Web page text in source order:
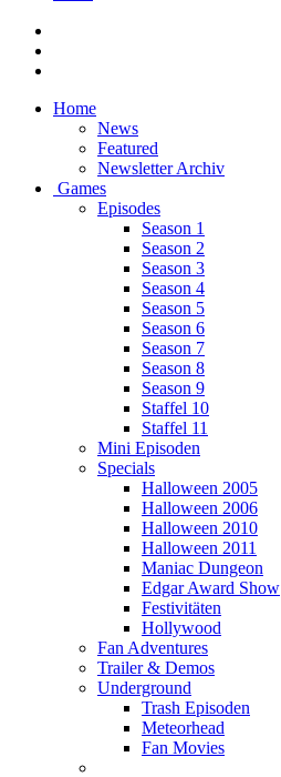
Home
News
Featured
Newsletter Archiv
Games
Episodes
Season 1
Season 2
Season 3
Season 4
Season 5
Season 6
Season 7
Season 8
Season 9
Staffel 10
Staffel 11
Mini Episoden
Specials
Halloween 2005
Halloween 2006
Halloween 2010
Halloween 2011
Maniac Dungeon
Edgar Award Show
Festivitäten
Hollywood
Fan Adventures
Trailer & Demos
Underground
Trash Episoden
Meteorhead
Fan Movies